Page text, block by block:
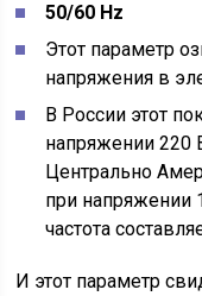
50/60 Hz
Этот параметр
напряжения в
В России этот
напряжении 220
Центрально
при напряжении
частота
И этот параметр